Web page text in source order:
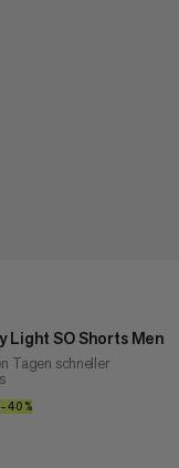
Light SO Shorts Men
Tagen schneller
€120
–40%